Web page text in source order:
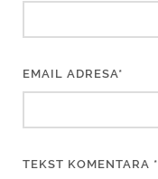
EMAIL ADRESA*
TEKST KOMENTARA *